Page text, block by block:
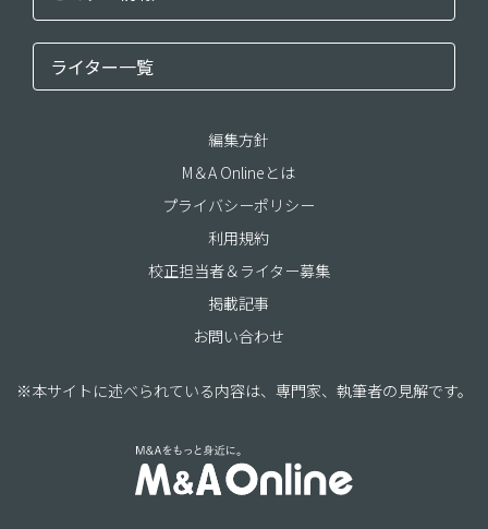
ライター一覧
編集方針
M＆A Onlineとは
プライバシーポリシー
利用規約
校正担当者＆ライター募集
掲載記事
お問い合わせ
※本サイトに述べられている内容は、専門家、執筆者の見解です。